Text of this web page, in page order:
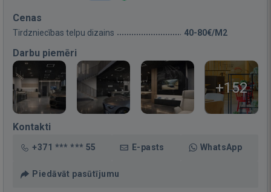
Cenas
Tirdzniecības telpu dizains 40-80€/M2
Darbu piemēri
+152
Kontakti
+371 *** *** 55 E-pasts WhatsApp
Piedāvāt pasūtījumu